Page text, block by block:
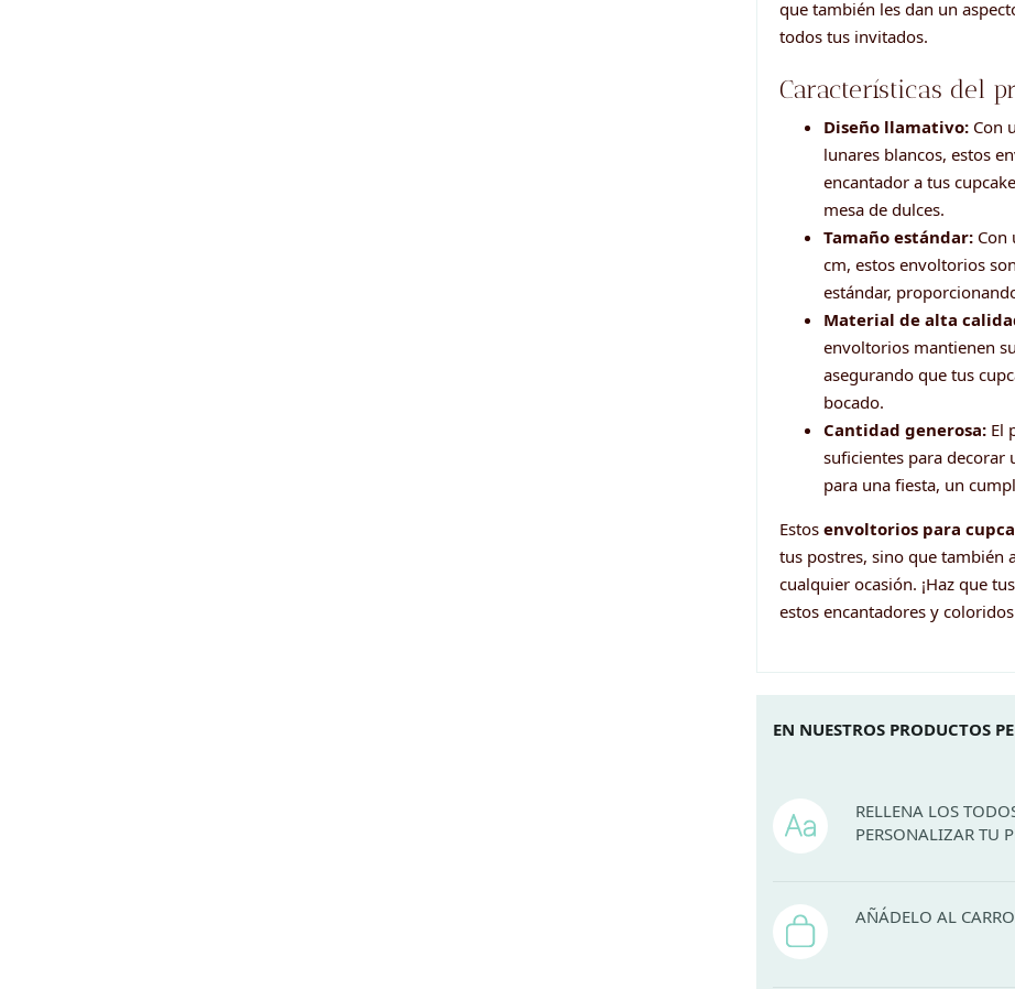
que también les dan un
todos tus invitados.
Características del
Diseño llamativo: Con
lunares blancos, estos
encantador a tus
mesa de dulces.
Tamaño estándar: Con
cm, estos envoltorios
estándar,
Material de alta
envoltorios mantienen
asegurando que tus
bocado.
Cantidad generosa: El
suficientes para decorar
para una fiesta, un
Estos envoltorios para
tus postres, sino que también
cualquier ocasión. ¡Haz que
estos encantadores y
EN NUESTROS PRODUCTOS
RELLENA LOS
PERSONALIZAR TU
AÑÁDELO AL